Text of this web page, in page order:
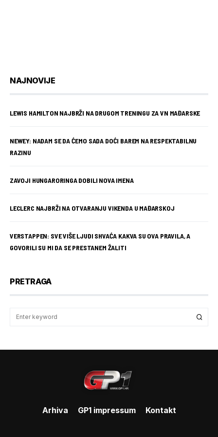
NAJNOVIJE
LEWIS HAMILTON NAJBRŽI NA DRUGOM TRENINGU ZA VN MAĐARSKE
NEWEY: NADAM SE DA ĆEMO SADA DOĆI BAREM NA RESPEKTABILNU
RAZINU
ZAVOJI HUNGARORINGA DOBILI NOVA IMENA
LECLERC NAJBRŽI NA OTVARANJU VIKENDA U MAĐARSKOJ
VERSTAPPEN: SVE VIŠE LJUDI SHVAĆA KAKVA SU OVA PRAVILA, A
GOVORILI SU MI DA SE PRESTANEM ŽALITI
PRETRAGA
Arhiva GP1 impressum Kontakt